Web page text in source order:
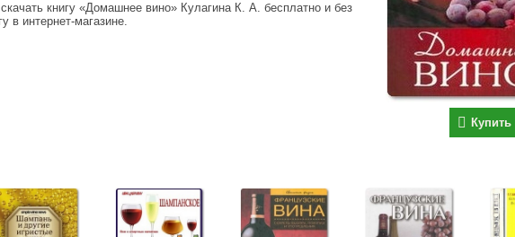
Купить
книгу «Домашнее вино» Кулагина К. А. бесплатно и без
в интернет-магазине.